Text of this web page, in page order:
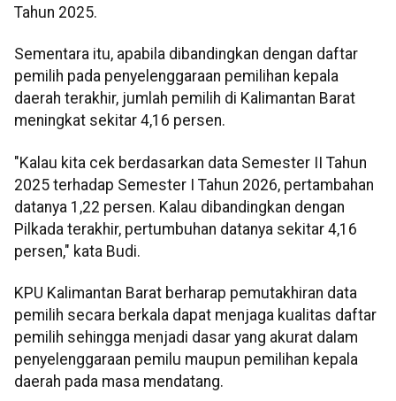
Tahun 2025.
Sementara itu, apabila dibandingkan dengan daftar
pemilih pada penyelenggaraan pemilihan kepala
daerah terakhir, jumlah pemilih di Kalimantan Barat
meningkat sekitar 4,16 persen.
"Kalau kita cek berdasarkan data Semester II Tahun
2025 terhadap Semester I Tahun 2026, pertambahan
datanya 1,22 persen. Kalau dibandingkan dengan
Pilkada terakhir, pertumbuhan datanya sekitar 4,16
persen," kata Budi.
KPU Kalimantan Barat berharap pemutakhiran data
pemilih secara berkala dapat menjaga kualitas daftar
pemilih sehingga menjadi dasar yang akurat dalam
penyelenggaraan pemilu maupun pemilihan kepala
daerah pada masa mendatang.